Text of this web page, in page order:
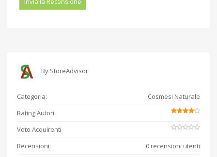
By StoreAdvisor
Categoria:
Cosmesi Naturale
Rating Autori:
Voto Acquirenti
Recensioni:
0 recensioni utenti